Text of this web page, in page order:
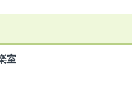
室